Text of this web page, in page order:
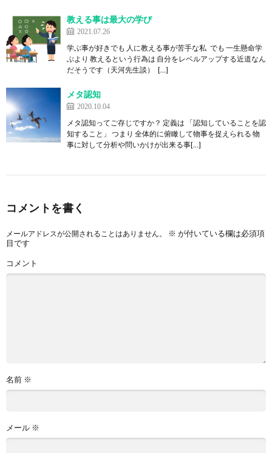
教える事は最大の学び
2021.07.26
学ぶ事が好きでも 人に教える事が苦手な私 でも 一生懸命学
ぶより 教えるという行為は 自分をレベルアップする近道なん
だそうです（天河先生談） […]
メタ認知
2020.10.04
メタ認知ってご存じですか？ 定義は 「認知していることを認
知すること」 つまり 全体的に俯瞰して物事を捉えられる 物
事に対して分析や問いかけが出来る事[…]
コメントを書く
メールアドレスが公開されることはありません。 ※ が付いている欄は必須項
目です
コメント
名前 ※
メール ※